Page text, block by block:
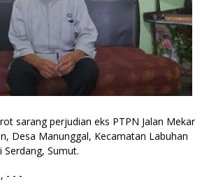
sarang perjudian eks PTPN Jalan Mekar
Desa Manunggal, Kecamatan Labuhan
Sumut.
- - -